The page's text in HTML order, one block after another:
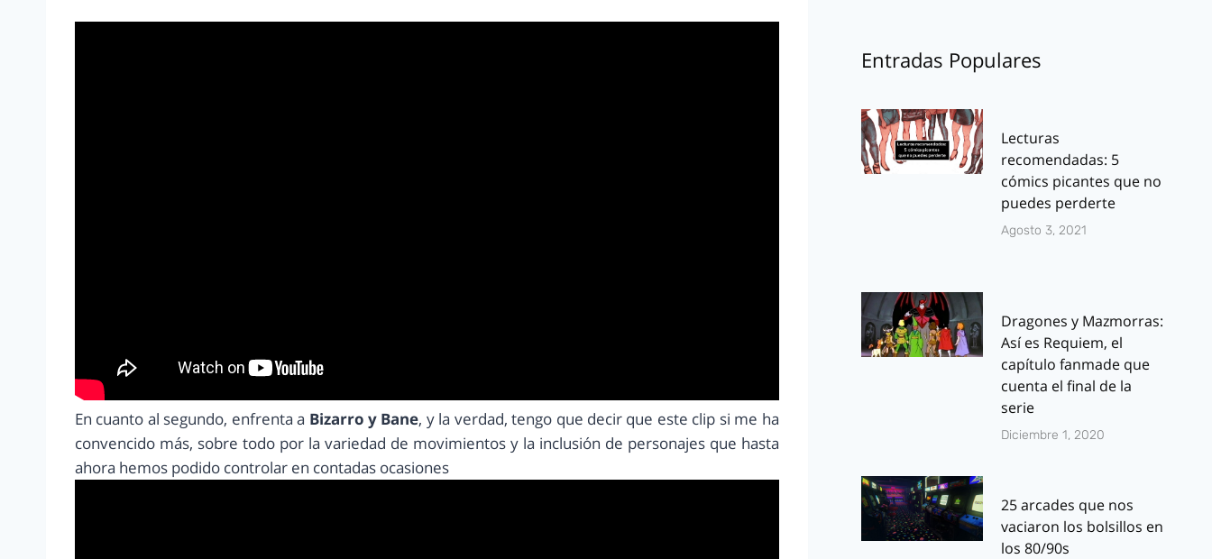
En cuanto al segundo, enfrenta a Bizarro y Bane, y la verdad, tengo que decir que este clip si me ha
convencido más, sobre todo por la variedad de movimientos y la inclusión de personajes que hasta
ahora hemos podido controlar en contadas ocasiones
Entradas Populares
Lecturas
recomendadas: 5
cómics picantes que no
puedes perderte
Agosto 3, 2021
Dragones y Mazmorras:
Así es Requiem, el
capítulo fanmade que
cuenta el final de la
serie
Diciembre 1, 2020
25 arcades que nos
vaciaron los bolsillos en
los 80/90s